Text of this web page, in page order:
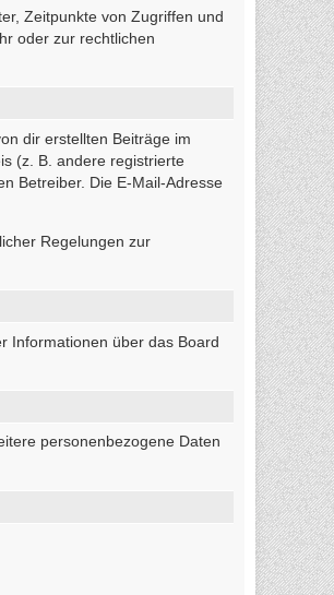
Zeitpunkte von Zugriffen und
oder zur rechtlichen
dir erstellten Beiträge im
(z. B. andere registrierte
Betreiber. Die E-Mail-Adresse
Regelungen zur
Informationen über das Board
personenbezogene Daten